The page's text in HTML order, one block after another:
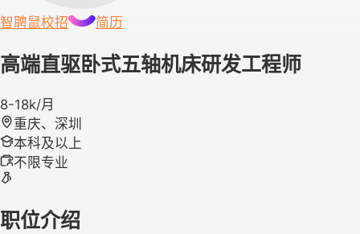
智聘鼠校招 简历
高端直驱卧式五轴机床研发工程师
8-18k/月
重庆、深圳
本科及以上
不限专业
职位介绍